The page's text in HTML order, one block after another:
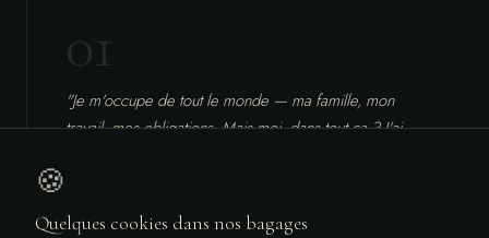
01
"Je m'occupe de tout le monde — ma famille, mon
travail, mes obligations. Mais moi, dans tout ça ? J'ai
🍪
Quelques cookies dans nos bagages